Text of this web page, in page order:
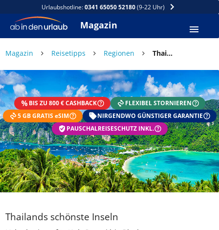
Urlaubshotline:0341 65050 52180(9-22 Uhr)
Magazin
Magazin Reisetipps Regionen Thailands schönste Inseln
BIS ZU 800 € CASHBACK
FLEXIBEL STORNIEREN
5 GB GRATIS eSIM
NIRGENDWO GÜNSTIGER GARANTIE
PAUSCHALREISESCHUTZ INKL.
Thailands schönste Inseln
DEIN SOMMER ZAHLT SICH
AUS
Exklusiv: Nur in der ab in den urlaub App
☀️ Bis zu 1.000 € Sommer Cashback
📱 App gratis herunterladen
🧝 Konto anlegen oder einloggen
✅ Sommer Cashback ist automatisch aktiviert